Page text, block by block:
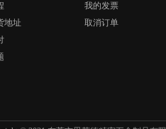
地址
我的发票
取消订单